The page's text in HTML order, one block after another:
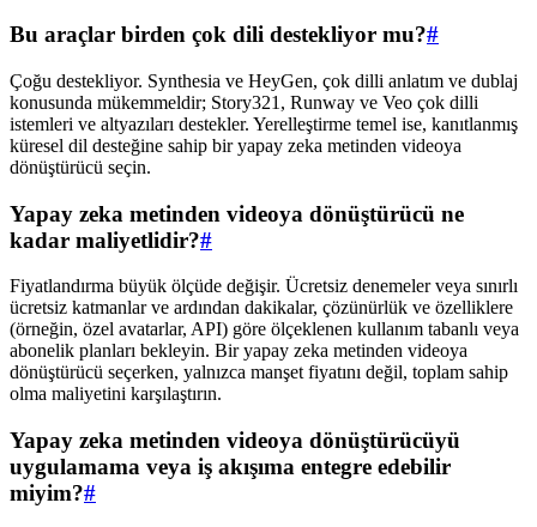
Bu araçlar birden çok dili destekliyor mu?#
Çoğu destekliyor. Synthesia ve HeyGen, çok dilli anlatım ve dublaj
konusunda mükemmeldir; Story321, Runway ve Veo çok dilli
istemleri ve altyazıları destekler. Yerelleştirme temel ise, kanıtlanmış
küresel dil desteğine sahip bir yapay zeka metinden videoya
dönüştürücü seçin.
Yapay zeka metinden videoya dönüştürücü ne
kadar maliyetlidir?#
Fiyatlandırma büyük ölçüde değişir. Ücretsiz denemeler veya sınırlı
ücretsiz katmanlar ve ardından dakikalar, çözünürlük ve özelliklere
(örneğin, özel avatarlar, API) göre ölçeklenen kullanım tabanlı veya
abonelik planları bekleyin. Bir yapay zeka metinden videoya
dönüştürücü seçerken, yalnızca manşet fiyatını değil, toplam sahip
olma maliyetini karşılaştırın.
Yapay zeka metinden videoya dönüştürücüyü
uygulamama veya iş akışıma entegre edebilir
miyim?#